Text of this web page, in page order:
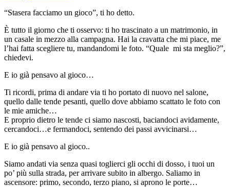
“Stasera facciamo un gioco”, ti ho detto.
È tutto il giorno che ti osservo: ti ho trascinato a un matrimonio, in
un casale in mezzo alla campagna. Hai la cravatta che mi piace, me
l’hai fatta scegliere tu, mandandomi le foto. “Quale mi sta meglio?”,
chiedevi.
E io già pensavo al gioco…
Ti ricordi, prima di andare via ti ho portato di nuovo nel salone,
quello dalle tende pesanti, quello dove abbiamo scattato le foto con
le mie amiche…
E proprio dietro le tende ci siamo nascosti, baciandoci avidamente,
cercandoci…e fermandoci, sentendo dei passi avvicinarsi…
E io già pensavo al gioco..
Siamo andati via senza quasi toglierci gli occhi di dosso, i tuoi un
po’ più sulla strada, per arrivare subito in albergo. Saliamo in
ascensore: primo, secondo, terzo piano, si aprono le porte…